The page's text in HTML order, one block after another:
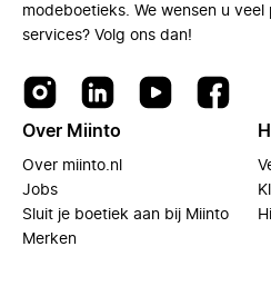
modeboetieks. We wensen u
services? Volg ons dan!
Over Miinto
Over miinto.nl
Jobs
Sluit je boetiek aan bij Miinto
Merken